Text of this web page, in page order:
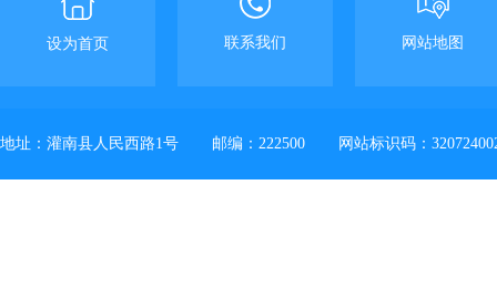
设为首页 联系我们 网站地图
地址：灌南县人民西路1号 邮编：222500 网站标识码：